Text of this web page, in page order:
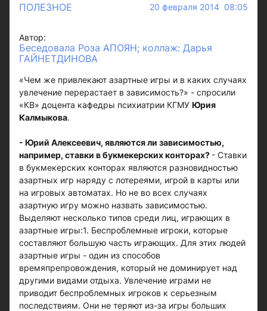
ПОЛЕЗНОЕ 20 февраля 2014 08:05
Автор:
Беседовала Роза АПОЯН; коллаж: Дарья
ГАЙНЕТДИНОВА
«Чем же привлекают азартные игры и в каких случаях
увлечение перерастает в зависимость?» - спросили
«КВ» доцента кафедры психиатрии КГМУ Юрия
Калмыкова.
- Юрий Алексеевич, являются ли зависимостью,
например, ставки в букмекерских конторах? - Ставки
в букмекерских конторах являются разновидностью
азартных игр наряду с лотереями, игрой в карты или
на игровых автоматах. Но не во всех случаях
азартную игру можно назвать зависимостью.
Выделяют несколько типов среди лиц, играющих в
азартные игры:1. Беспроблемные игроки, которые
составляют большую часть играющих. Для этих людей
азартные игры - один из способов
времяпрепровождения, который не доминирует над
другими видами отдыха. Увлечение играми не
приводит беспроблемных игроков к серьезным
последствиям. Они не теряют из-за игры больших